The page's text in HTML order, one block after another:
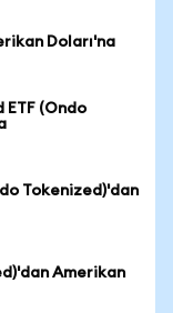
Doları'na
ETF (Ondo
Tokenized)'dan
Amerikan